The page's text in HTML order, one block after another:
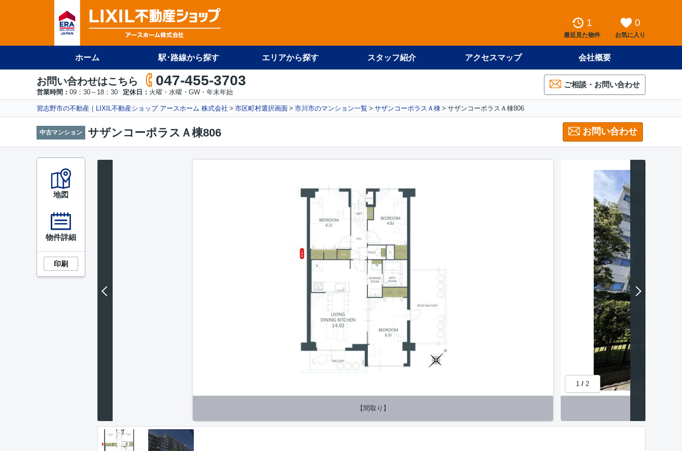
1
最近見た物件
0
お気に入り
ホーム 駅･路線から探す エリアから探す スタッフ紹介 アクセスマップ 会社概要
お問い合わせはこちら 047-455-3703
営業時間： 09：30～18：30 定休日： 火曜・水曜・GW・年末年始
ご相談・お問い合わせ
習志野市の不動産｜LIXIL不動産ショップ アースホーム 株式会社 市区町村選択画面 市川市のマンション一覧 サザンコーポラスＡ棟 サザンコーポラスＡ棟806
中古マンション サザンコーポラスＡ棟806 お問い合わせ
1 / 2
【間取り】
地図
物件詳細
印刷